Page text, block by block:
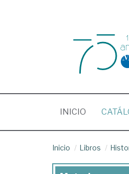
INICIO (CURRENT)
Inicio Libros